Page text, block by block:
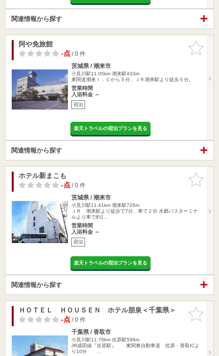
関連情報から探す
お気に入
りに追加
阿や免旅館
-点/ 0 件
茨城県 / 潮来市
小見川駅11.05km 潮来駅433m
東関道潮来Ｉ．Ｃから５分、ＪＲ潮来駅より徒歩５分。
営業時間
入浴料金 ～
宿泊
楽天トラベルの宿泊プランを見る
関連情報から探す
お気に入
りに追加
ホテル新まこも
-点/ 0 件
茨城県 / 潮来市
小見川駅11.41km 潮来駅726m
ＪＲ 潮来駅より徒歩で7分、車で２分 水郷バスターミナ
ルより車で約1…
営業時間
入浴料金 ～
宿泊
楽天トラベルの宿泊プランを見る
関連情報から探す
お気に入
りに追加
ＨＯＴＥＬ ＨＯＵＳＥＮ ホテル朋泉＜千葉県＞
-点/ 0 件
千葉県 / 香取市
小見川駅11.76km 佐原駅598m
JR成田線『佐原駅』 東関東自動車道 佐原・香取ICよ
り10分 …